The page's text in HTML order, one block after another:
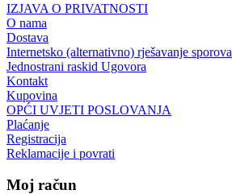
IZJAVA O PRIVATNOSTI
O nama
Dostava
Internetsko (alternativno) rješavanje sporova
Jednostrani raskid Ugovora
Kontakt
Kupovina
OPĆI UVJETI POSLOVANJA
Plaćanje
Registracija
Reklamacije i povrati
Moj račun